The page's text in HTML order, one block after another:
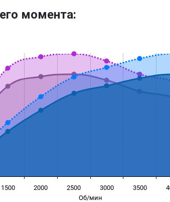
момента:
Об/мин
1500 2000 2500 3000 3500